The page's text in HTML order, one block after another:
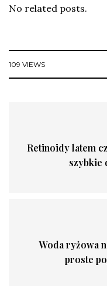
No related posts.
109 VIEWS
Retinoidy latem
szybkie
Woda ryżowa
proste